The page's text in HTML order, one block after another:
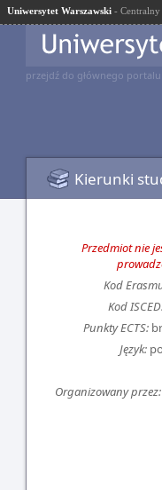
Uniwersytet Warszawski - Centralny
przejdź do głównego
Kierunki
Przedmiot nie
Kod
Kod
Punkty ECTS:
Język:
Organizowany przez: